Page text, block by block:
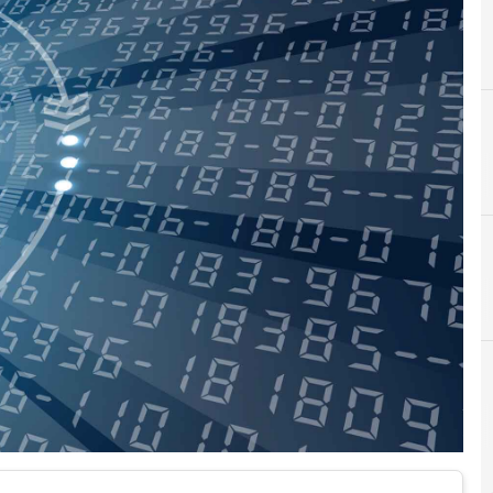
D
Data Breach